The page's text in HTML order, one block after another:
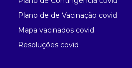
Plano de de Vacinação covid
Mapa vacinados covid
Resoluções covid